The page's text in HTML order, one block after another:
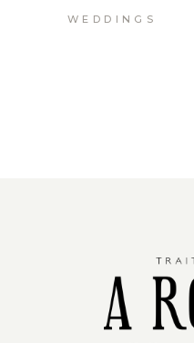
WEDDINGS